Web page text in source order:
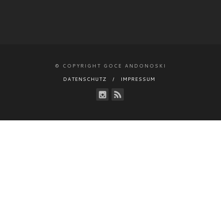
© COPYRIGHT GOCE ANDONOSKI
DATENSCHUTZ
IMPRESSUM